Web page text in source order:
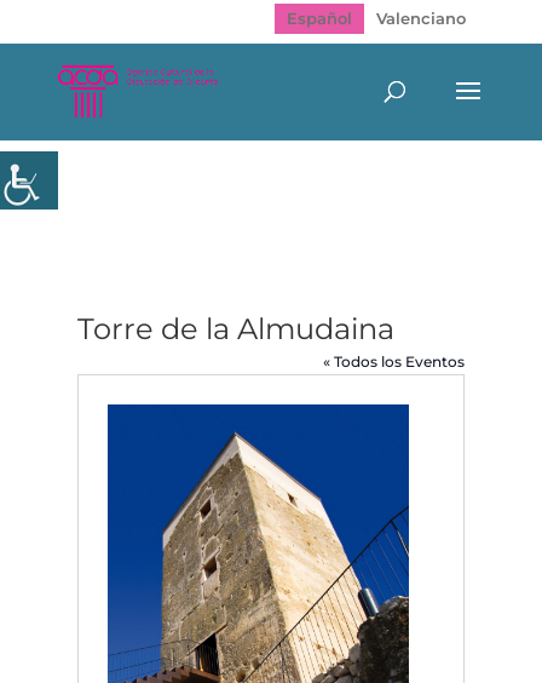
Español Valenciano
Torre de la Almudaina
« Todos los Eventos